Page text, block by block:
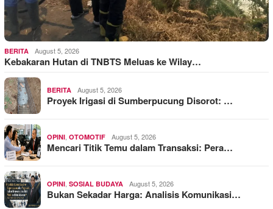
BERITA August 5, 2026
Kebakaran Hutan di TNBTS Meluas ke Wilay…
BERITA August 5, 2026
Proyek Irigasi di Sumberpucung Disorot: …
OPINI OTOMOTIF August 5, 2026
Mencari Titik Temu dalam Transaksi: Pera…
OPINI SOSIAL BUDAYA August 5, 2026
Bukan Sekadar Harga: Analisis Komunikasi…